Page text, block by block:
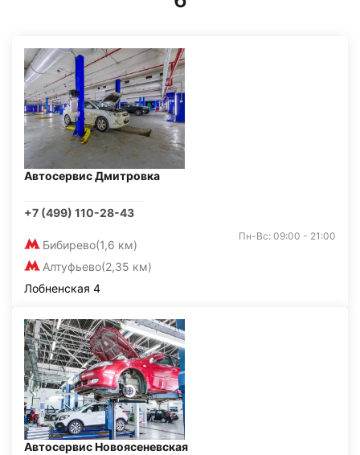
Автосервис Дмитровка
+7 (499) 110-28-43
Бибирево(1,6 км)
Алтуфьево(2,35 км)
Пн-Вс: 09:00 - 21:00
Лобненская 4
Автосервис Новоясеневская